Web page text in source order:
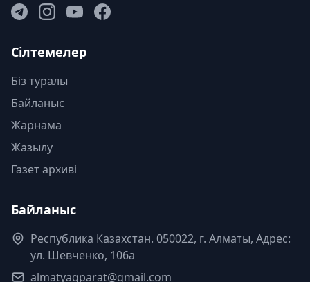
Сілтемелер
Біз туралы
Байланыс
Жарнама
Жазылу
Газет архиві
Байланыс
Республика Казахстан. 050022, г. Алматы, Адрес:
ул. Шевченко, 106а
almatyaqparat@gmail.com